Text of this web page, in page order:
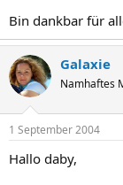
Bin dankbar für
Galaxie
Namhaftes
1 September 2004
Hallo daby,